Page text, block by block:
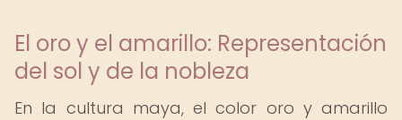
El oro y el amarillo: Representación
del sol y de la nobleza
En la cultura maya, el color oro y amarillo